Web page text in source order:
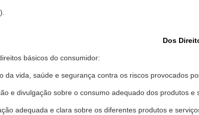
Dos
básicos do consumidor:
da vida, saúde e segurança contra os riscos provocados
e divulgação sobre o consumo adequado dos produtos
adequada e clara sobre os diferentes produtos e